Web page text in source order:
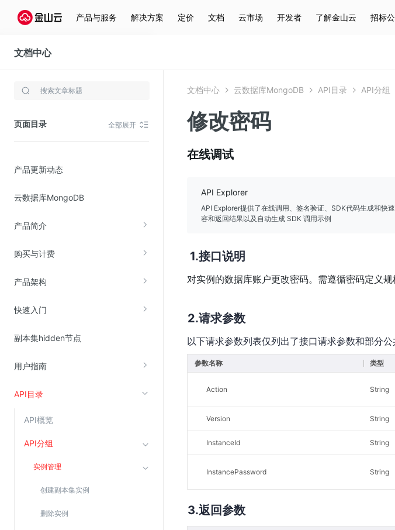
产品与服务 解决方案 定价 文档 云市场 开发者 了解金山云 招标
文档中心
云数据库MongoDB
页面目录 全部展开
产品更新动态
云数据库MongoDB
产品简介
购买与计费
产品架构
快速入门
副本集hidden节点
用户指南
API目录
API概览
API分组
实例管理
创建副本集实例
删除实例
存储与云分发
云硬盘(EBS)
在线迁移服务
视频云服务
云直播(KLS)
边缘节点计算
金山云云防火墙
云堡垒机
高防IP(KAD)
密钥管理服务
文档中心 云数据库MongoDB API目录 API分组
修改密码
在线调试
API Explorer
API Explorer提供了在线调用、签名验证、SDK代码生成和快
容和返回结果以及自动生成 SDK 调用示例
接口说明
对实例的数据库账户更改密码。需遵循密码定义规
请求参数
以下请求参数列表仅列出了接口请求参数和部分
参数名称 类型
Action String
Version String
InstanceId String
InstancePassword String
返回参数